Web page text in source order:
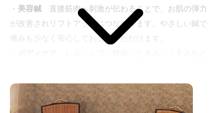
・ 美容鍼 直接筋肉へ刺激が伝わることで、お肌の弾力
が改善されリフトアップにつながります。やさしい鍼で
痛みも少なく安心してお受けいただけます。
組み合わせコース（美活コース）が一番人気です。
フェイシャルケア体内に溜まった毒素を極上のハン